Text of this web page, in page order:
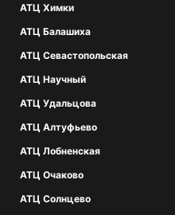
АТЦ Химки
АТЦ Балашиха
АТЦ Севастопольская
АТЦ Научный
АТЦ Удальцова
АТЦ Алтуфьево
АТЦ Лобненская
АТЦ Очаково
АТЦ Солнцево